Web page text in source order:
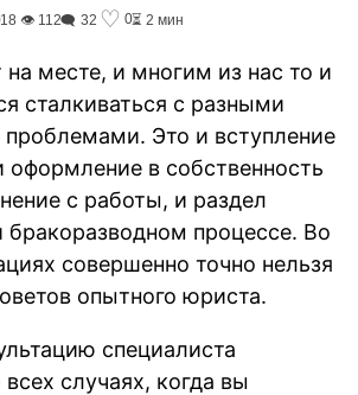
👁 112🗨 32 ♡ 0⏳ 2 мин
на месте, и многим из нас то и
сталкиваться с разными
Это и вступление
оформление в собственность
с работы, и раздел
процессе. Во
совершенно точно нельзя
опытного юриста.
специалиста
случаях, когда вы